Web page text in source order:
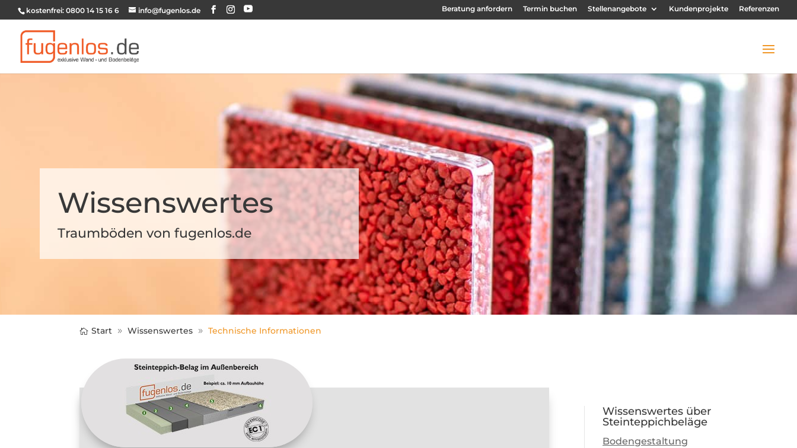
kostenfrei: 0800 14 15 16 6 info@fugenlos.de Beratung anfordern Termin buchen Stellenangebote Kundenprojekte Referenzen
Wissenswertes
Traumböden von fugenlos.de
Start Wissenswertes Technische Informationen
Wissenswertes über
Steinteppichbeläge
Bodengestaltung